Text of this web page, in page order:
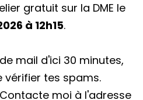
gratuit sur la DME le
à 12h15.
mail d'ici 30 minutes,
vérifier tes spams.
moi à l'adresse